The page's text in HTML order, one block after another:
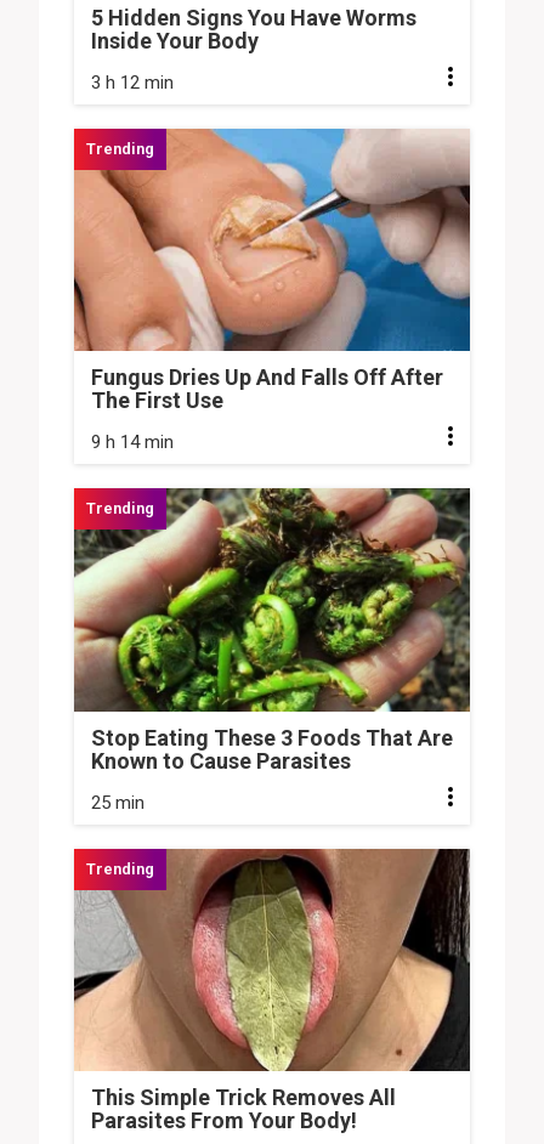
5 Hidden Signs You Have Worms
Inside Your Body
3 h 12 min
Fungus Dries Up And Falls Off After
The First Use
9 h 14 min
Stop Eating These 3 Foods That Are
Known to Cause Parasites
25 min
This Simple Trick Removes All
Parasites From Your Body!